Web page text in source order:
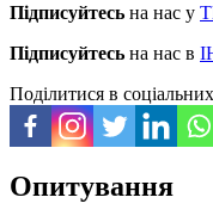
Підписуйтесь на нас у
Підписуйтесь на нас в
Поділитися в
Опитування